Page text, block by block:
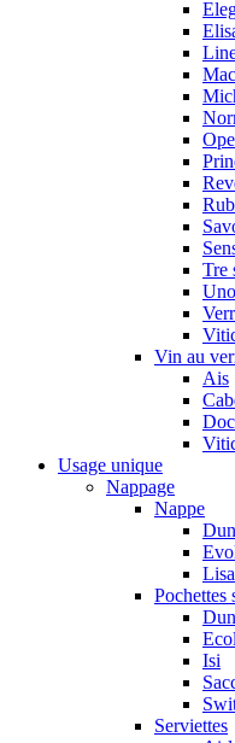
Tre
Uno
Vin au
Ais
Doc
Usage unique
Nappage
Nappe
Pochettes
Isi
Serviettes